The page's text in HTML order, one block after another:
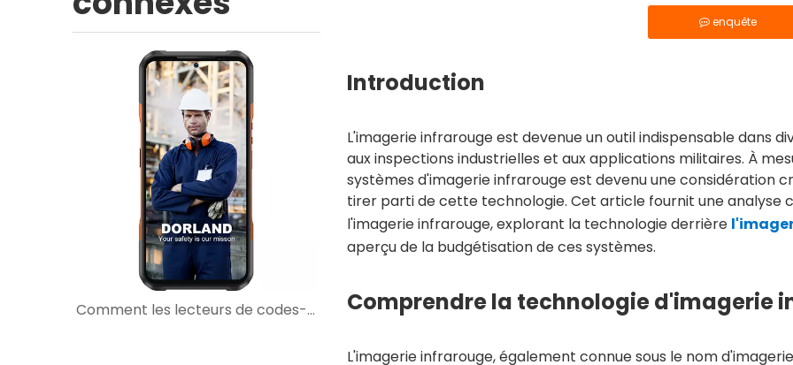
Comment les lecteurs de codes-barres intrinsèquement sûrs améliorent les flux de travail de maintenance dans les zones dangereuses
enquête
Introduction
L'imagerie infrarouge est devenue un outil indispensable dans
aux inspections industrielles et aux applications militaires. À
systèmes d'imagerie infrarouge est devenu une considération
tirer parti de cette technologie. Cet article fournit une analyse
l'imagerie infrarouge, explorant la technologie derrière
aperçu de la budgétisation de ces systèmes.
Comprendre la technologie d'imagerie
L'imagerie infrarouge, également connue sous le nom